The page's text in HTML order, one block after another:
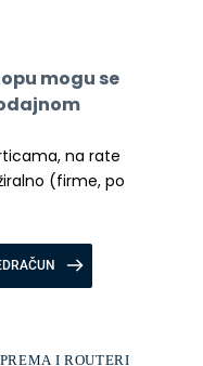
mogu se
na rate
(firme, po
I ROUTERI